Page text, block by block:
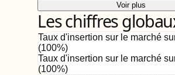
Voir plus
Les chiffres
Taux d'insertion sur le marché
(100%)
Taux d'insertion sur le marché
(100%)